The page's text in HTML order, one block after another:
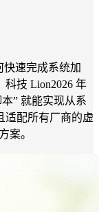
速完成系统加
科技 Lion2026 年
” 就能实现从系
适配所有厂商的虚
案。